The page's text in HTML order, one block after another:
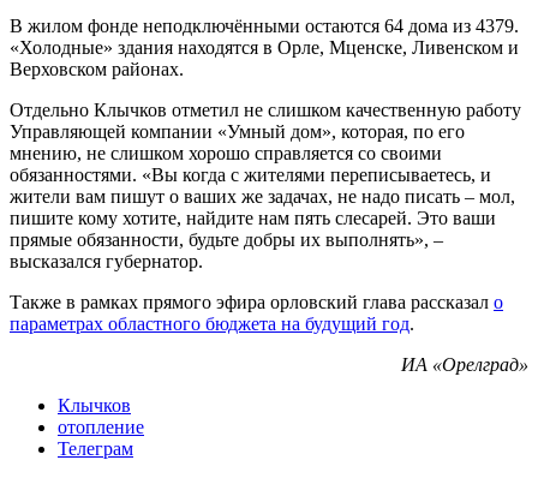
В жилом фонде неподключёнными остаются 64 дома из 4379.
«Холодные» здания находятся в Орле, Мценске, Ливенском и
Верховском районах.
Отдельно Клычков отметил не слишком качественную работу
Управляющей компании «Умный дом», которая, по его
мнению, не слишком хорошо справляется со своими
обязанностями. «Вы когда с жителями переписываетесь, и
жители вам пишут о ваших же задачах, не надо писать – мол,
пишите кому хотите, найдите нам пять слесарей. Это ваши
прямые обязанности, будьте добры их выполнять», –
высказался губернатор.
Также в рамках прямого эфира орловский глава рассказал о
параметрах областного бюджета на будущий год.
ИА «Орелград»
Клычков
отопление
Телеграм